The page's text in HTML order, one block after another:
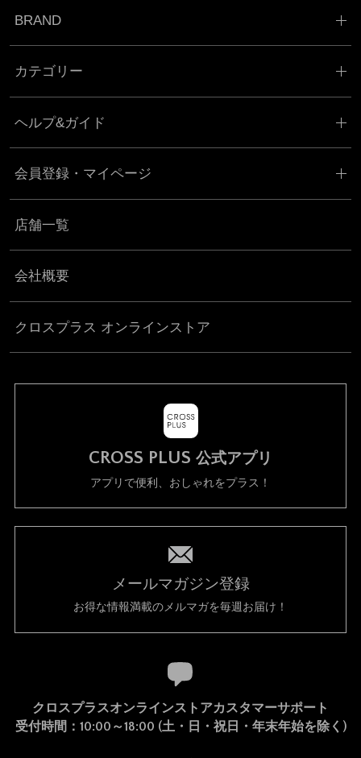
BRAND
カテゴリー
ヘルプ&ガイド
会員登録・マイページ
店舗一覧
会社概要
クロスプラス オンラインストア
CROSS PLUS 公式アプリ
アプリで便利、おしゃれをプラス！
メールマガジン登録
お得な情報満載のメルマガを毎週お届け！
クロスプラスオンラインストアカスタマーサポート
受付時間：10:00～18:00 (土・日・祝日・年末年始を除く)